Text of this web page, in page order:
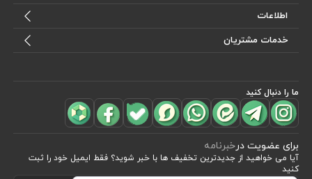
اطلاعات
خدمات مشتریان
ما را دنبال کنید
برای عضویت درخبرنامه
آیا می خواهید از جدید‌ترین تخفیف‌ ها با‌ خبر شوید؟ فقط ایمیل خود را ثبت
کنید